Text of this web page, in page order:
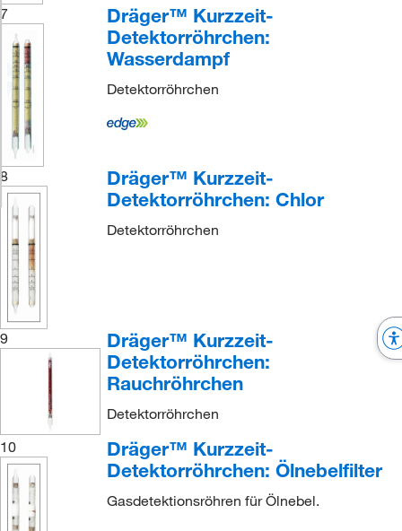
7
Dräger™ Kurzzeit-
Detektorröhrchen:
Wasserdampf
Detektorröhrchen
8
Dräger™ Kurzzeit-
Detektorröhrchen: Chlor
Detektorröhrchen
9
Dräger™ Kurzzeit-
Detektorröhrchen:
Rauchröhrchen
Detektorröhrchen
10
Dräger™ Kurzzeit-
Detektorröhrchen: Ölnebelfilter
Gasdetektionsröhren für Ölnebel.